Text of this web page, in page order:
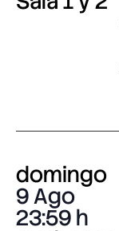
domingo
9 Ago
23:59